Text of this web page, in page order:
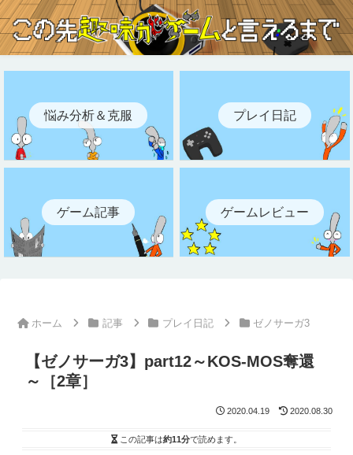
悩み分析＆克服 プレイ日記
ゲーム記事 ゲームレビュー
ホーム 記事 プレイ日記 ゼノサーガ3
【ゼノサーガ3】part12～KOS-MOS奪還
～［2章］
2020.04.19 2020.08.30
この記事は約11分で読めます。